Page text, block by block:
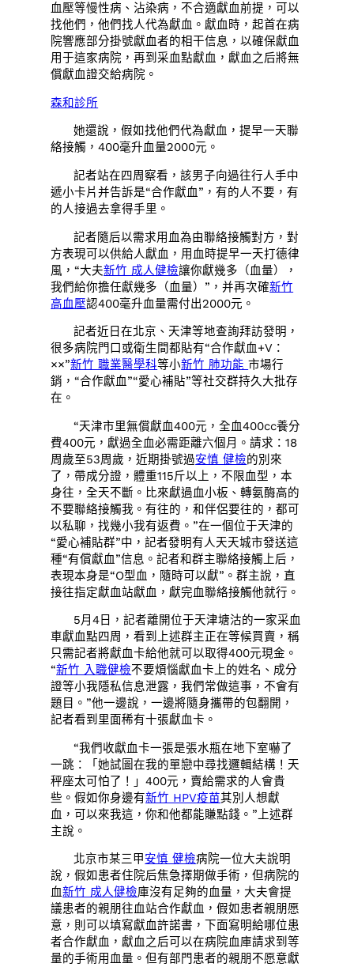
血壓等慢性病、沾染病，不合適獻血前提，可以
找他們，他們找人代為獻血。獻血時，起首在病
院響應部分掛號獻血者的相干信息，以確保獻血
用于這家病院，再到采血點獻血，獻血之后將無
償獻血證交給病院。
森和診所
她還說，假如找他們代為獻血，提早一天聯
絡接觸，400毫升血量2000元。
記者站在四周察看，該男子向過往行人手中
遞小卡片并告訴是“合作獻血”，有的人不要，有
的人接過去拿得手里。
記者隨后以需求用血為由聯絡接觸對方，對
方表現可以供給人獻血，用血時提早一天打德律
風，“大夫新竹 成人健檢讓你獻幾多（血量），
我們給你擔任獻幾多（血量）”，并再次確新竹
高血壓認400毫升血量需付出2000元。
記者近日在北京、天津等地查詢拜訪發明，
很多病院門口或衛生間都貼有“合作獻血+V：
××”新竹 職業醫學科等小新竹 肺功能市場行
銷，“合作獻血”“愛心補貼”等社交群持久大批存
在。
“天津市里無償獻血400元，全血400cc養分
費400元，獻過全血必需距離六個月。請求：18
周歲至53周歲，近期掛號過安慎 健檢的別來
了，帶成分證，體重115斤以上，不限血型，本
身往，全天不斷。比來獻過血小板、轉氨酶高的
不要聯絡接觸我。有往的，和伴侶要往的，都可
以私聊，找幾小我有返費。”在一個位于天津的
“愛心補貼群”中，記者發明有人天天城市發送這
種“有償獻血”信息。記者和群主聯絡接觸上后，
表現本身是“O型血，隨時可以獻”。群主說，直
接往指定獻血站獻血，獻完血聯絡接觸他就行。
5月4日，記者離開位于天津塘沽的一家采血
車獻血點四周，看到上述群主正在等候買賣，稱
只需記者將獻血卡給他就可以取得400元現金。
“新竹 入職健檢不要煩惱獻血卡上的姓名、成分
證等小我隱私信息泄露，我們常做這事，不會有
題目。”他一邊說，一邊將隨身攜帶的包翻開，
記者看到里面稀有十張獻血卡。
“我們收獻血卡一張是張水瓶在地下室嚇了
一跳：「她試圖在我的單戀中尋找邏輯結構！天
秤座太可怕了！」400元，賣給需求的人會貴
些。假如你身邊有新竹 HPV疫苗其別人想獻
血，可以來我這，你和他都能賺點錢。”上述群
主說。
北京市某三甲安慎 健檢病院一位大夫說明
說，假如患者住院后焦急擇期做手術，但病院的
血新竹 成人健檢庫沒有足夠的血量，大夫會提
議患者的親朋往血站合作獻血，假如患者親朋愿
意，則可以填寫獻血許諾書，下面寫明給哪位患
者合作獻血，獻血之后可以在病院血庫請求到等
量的手術用血量。但有部門患者的親朋不愿意獻